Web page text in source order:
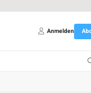
Anmelden